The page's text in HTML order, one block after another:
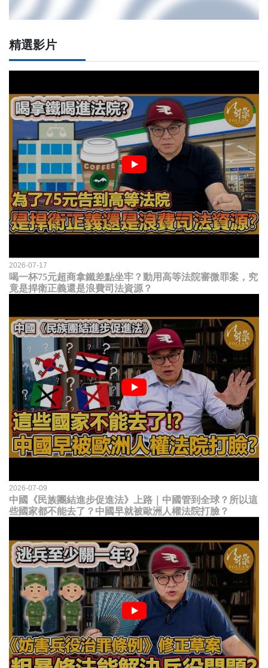
精選影片
2026-07-17
喝一杯75元超商拿鐵差點坐牢？動用高等法院審微罪案，究
竟是捍衛正義還是浪費司法資源？
2026-07-09
中國《民族團結進步促進法》上路｜中國管到全球？所以這
些國家都不能去了？中國早就被歐洲人權法院打臉？